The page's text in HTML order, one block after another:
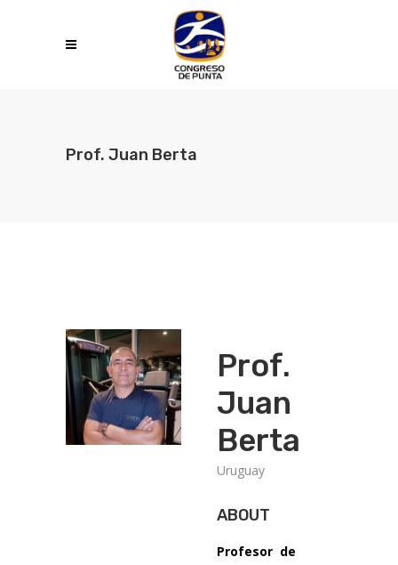
Prof. Juan Berta
Prof.
Juan
Berta
Uruguay
ABOUT
Profesor de